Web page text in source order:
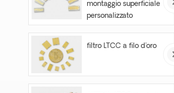
montaggio superficiale
personalizzato
filtro LTCC a filo d'oro